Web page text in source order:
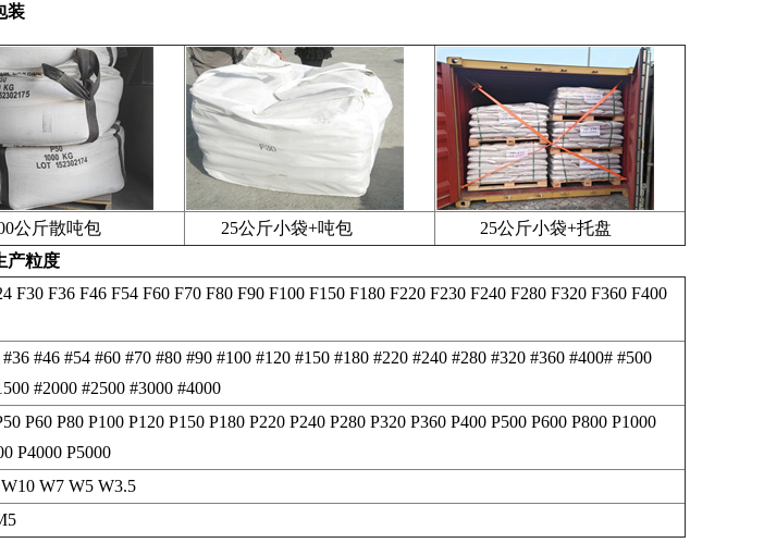
装
斤散吨包 25公斤小袋+吨包
25公斤小袋+托盘
产粒度
F30 F36 F46 F54 F60 F70 F80 F90 F100 F150 F180 F220 F230 F240 F280 F320 F360 F400
#46 #54 #60 #70 #80 #90 #100 #120 #150 #180 #220 #240 #280 #320 #360 #400# #500
#2000 #2500 #3000 #4000
P60 P80 P100 P120 P150 P180 P220 P240 P280 P320 P360 P400 P500 P600 P800 P1000
P4000 P5000
W7 W5 W3.5